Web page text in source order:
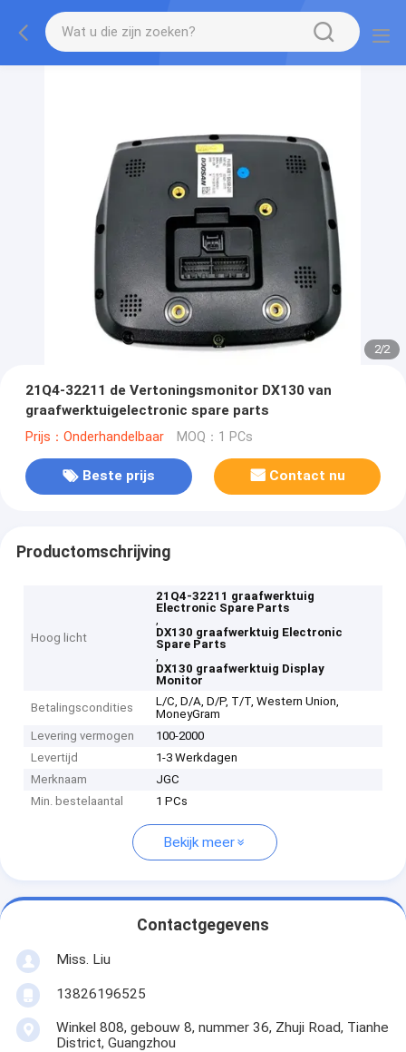
2/2
21Q4-32211 de Vertoningsmonitor DX130 van
graafwerktuigelectronic spare parts
Prijs：Onderhandelbaar MOQ：1 PCs
Beste prijs Contact nu
Productomschrijving
Hoog licht
21Q4-32211 graafwerktuig
Electronic Spare Parts
,
DX130 graafwerktuig Electronic
Spare Parts
,
DX130 graafwerktuig Display
Monitor
Betalingscondities
L/C, D/A, D/P, T/T, Western Union,
MoneyGram
Levering vermogen
100-2000
Levertijd
1-3 Werkdagen
Merknaam
JGC
Min. bestelaantal
1 PCs
Bekijk meer
Contactgegevens
Miss. Liu
13826196525
Winkel 808, gebouw 8, nummer 36, Zhuji Road, Tianhe
District, Guangzhou